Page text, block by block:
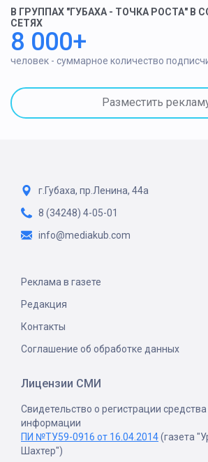
В ГРУППАХ "ГУБАХА - ТОЧКА РОСТА" В
СЕТЯХ
8 000+
человек - суммарное количество
Разместить
г.Губаха, пр.Ленина, 44а
8 (34248) 4-05-01
info@mediakub.com
Реклама в газете
Редакция
Контакты
Соглашение об обработке данных
Лицензии СМИ
Свидетельство о регистрации
информации
ПИ №ТУ59-0916 от 16.04.2014(газета
Шахтер")